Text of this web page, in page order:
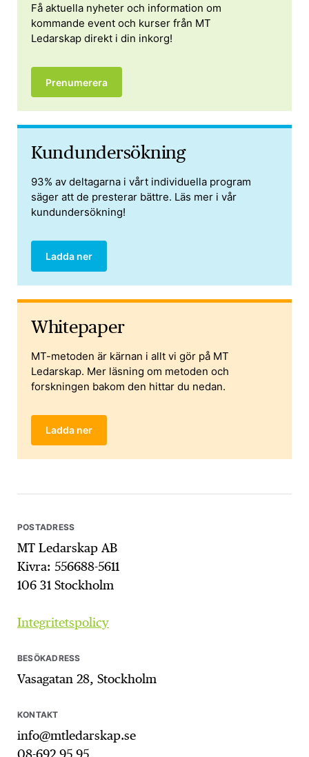
Få aktuella nyheter och information om
kommande event och kurser från MT
Ledarskap direkt i din inkorg!
Prenumerera
Kund­­undersökning
93% av deltagarna i vårt individuella program
säger att de presterar bättre. Läs mer i vår
kundundersökning!
Ladda ner
Whitepaper
MT-metoden är kärnan i allt vi gör på MT
Ledarskap. Mer läsning om metoden och
forskningen bakom den hittar du nedan.
Ladda ner
POSTADRESS
MT Ledarskap AB
Kivra: 556688-5611
106 31 Stockholm
Integritetspolicy
BESÖKADRESS
Vasagatan 28, Stockholm
KONTAKT
info@mtledarskap.se